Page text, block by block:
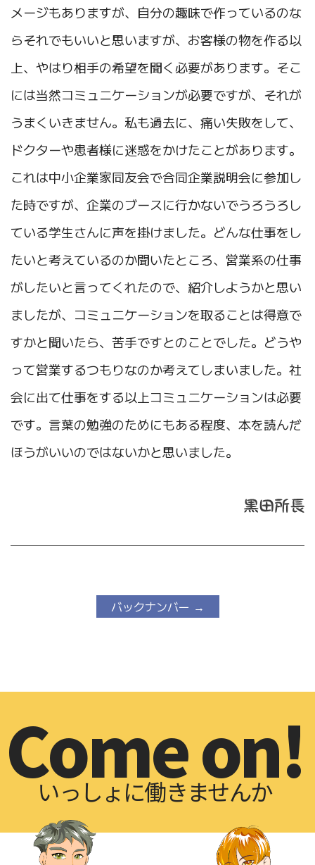
メージもありますが、自分の趣味で作っているのな
らそれでもいいと思いますが、お客様の物を作る以
上、やはり相手の希望を聞く必要があります。そこ
には当然コミュニケーションが必要ですが、それが
うまくいきません。私も過去に、痛い失敗をして、
ドクターや患者様に迷惑をかけたことがあります。
これは中小企業家同友会で合同企業説明会に参加し
た時ですが、企業のブースに行かないでうろうろし
ている学生さんに声を掛けました。どんな仕事をし
たいと考えているのか聞いたところ、営業系の仕事
がしたいと言ってくれたので、紹介しようかと思い
ましたが、コミュニケーションを取ることは得意で
すかと聞いたら、苦手ですとのことでした。どうや
って営業するつもりなのか考えてしまいました。社
会に出て仕事をする以上コミュニケーションは必要
です。言葉の勉強のためにもある程度、本を読んだ
ほうがいいのではないかと思いました。
バックナンバー →
Come on!
いっしょに働きませんか